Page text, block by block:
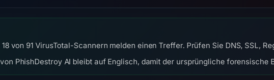
von 91 VirusTotal-Scannern melden einen Treffer. Prüfen Sie DNS, SSL,
PhishDestroy AI bleibt auf Englisch, damit der ursprüngliche forensische